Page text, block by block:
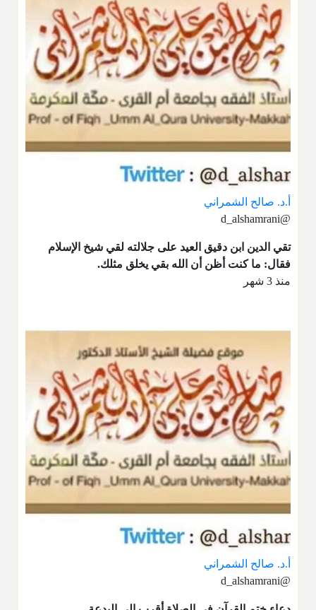
أ.د. صالح الشمراني
@d_alshamrani
تقي الدين ابن دقيق العيد على جلالته لقي شيخ الإسلام
فقال: ما كنت أظن أن الله بقي يخلق مثلك.
منذ 3 شهر
أ.د. صالح الشمراني
@d_alshamrani